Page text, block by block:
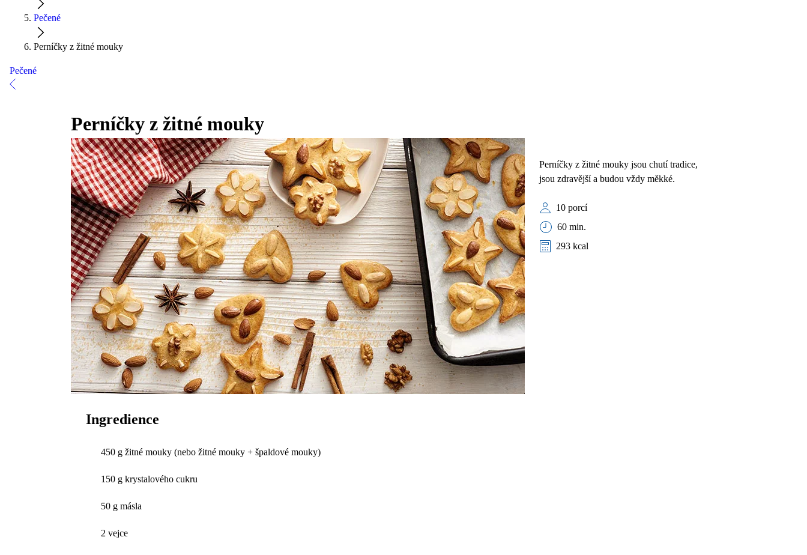
Pečené
Perníčky z žitné mouky
Pečené
Perníčky z žitné mouky
Perníčky z žitné mouky jsou chutí tradice,
jsou zdravější a budou vždy měkké.
10 porcí
60 min.
293 kcal
Ingredience
450 g žitné mouky (nebo žitné mouky + špaldové mouky)
150 g krystalového cukru
50 g másla
2 vejce